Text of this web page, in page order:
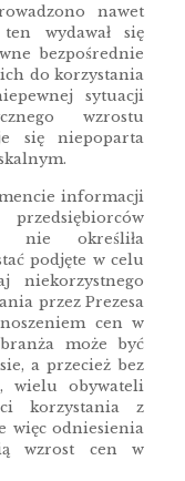
nawet
wydawał się
bezpośrednie
do korzystania
sytuacji
wzrostu
się niepoparta
informacji
nie określiła
podjęte w celu
niekorzystnego
przez Prezesa
cen w
może być
a przecież bez
wielu obywateli
korzystania z
więc odniesienia
wzrost cen w